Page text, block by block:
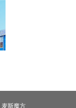
麦斯魔方